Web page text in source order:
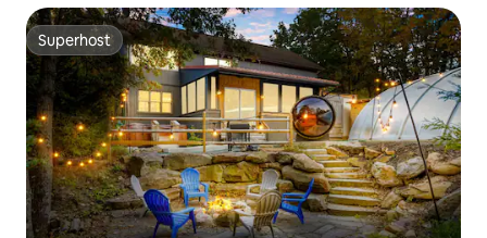
Superhost
Superhost